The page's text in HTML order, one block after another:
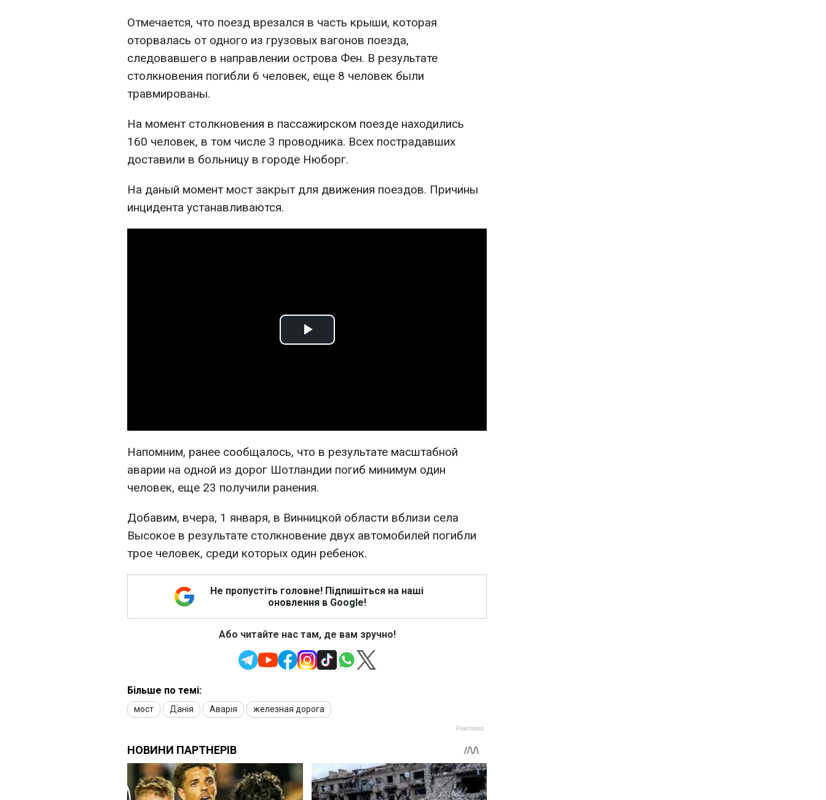
Отмечается, что поезд врезался в часть крыши, которая
оторвалась от одного из грузовых вагонов поезда,
следовавшего в направлении острова Фен. В результате
столкновения погибли 6 человек, еще 8 человек были
травмированы.
На момент столкновения в пассажирском поезде находились
160 человек, в том числе 3 проводника. Всех пострадавших
доставили в больницу в городе Нюборг.
На даный момент мост закрыт для движения поездов. Причины
инцидента устанавливаются.
Play
Напомним, ранее сообщалось, что в результате масштабной
аварии на одной из дорог Шотландии погиб минимум один
человек, еще 23 получили ранения.
Добавим, вчера, 1 января, в Винницкой области вблизи села
Высокое в результате столкновение двух автомобилей погибли
трое человек, среди которых один ребенок.
Не пропустіть головне! Підпишіться на наші
оновлення в Google!
Або читайте нас там, де вам зручно!
Більше по темі:
мост Данія Аварія железная дорога